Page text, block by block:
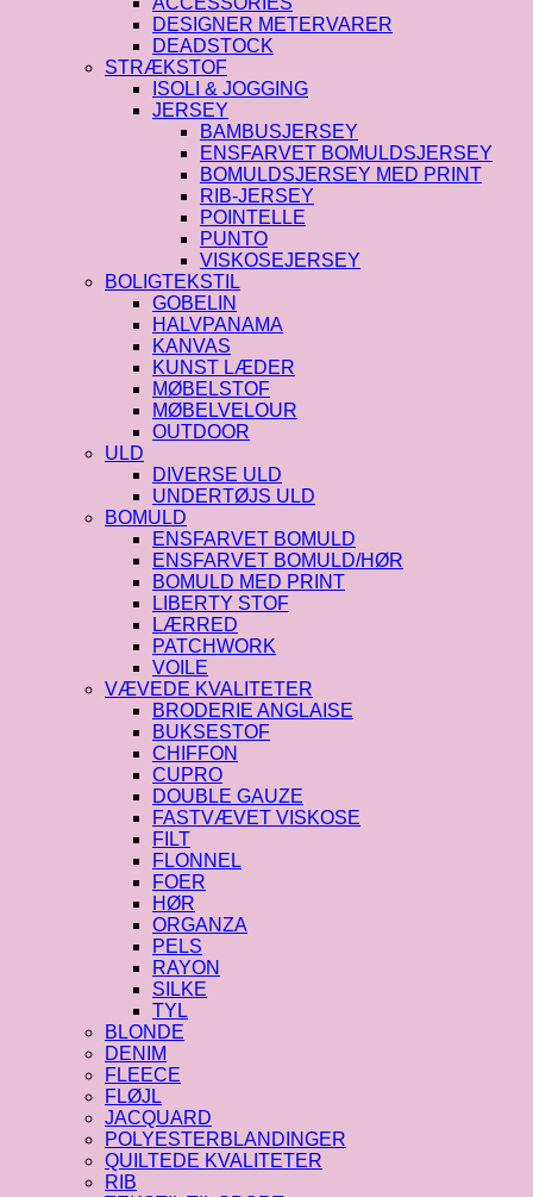
DESIGNER METERVARER
DEADSTOCK
STRÆKSTOF
ISOLI & JOGGING
JERSEY
BAMBUSJERSEY
ENSFARVET BOMULDSJERSEY
BOMULDSJERSEY MED PRINT
RIB-JERSEY
POINTELLE
PUNTO
VISKOSEJERSEY
BOLIGTEKSTIL
GOBELIN
HALVPANAMA
KANVAS
KUNST LÆDER
MØBELSTOF
MØBELVELOUR
OUTDOOR
ULD
DIVERSE ULD
UNDERTØJS ULD
BOMULD
ENSFARVET BOMULD
ENSFARVET BOMULD/HØR
BOMULD MED PRINT
LIBERTY STOF
LÆRRED
PATCHWORK
VOILE
VÆVEDE KVALITETER
BRODERIE ANGLAISE
BUKSESTOF
CHIFFON
CUPRO
DOUBLE GAUZE
FASTVÆVET VISKOSE
FILT
FLONNEL
FOER
HØR
ORGANZA
PELS
RAYON
SILKE
TYL
BLONDE
DENIM
FLEECE
FLØJL
JACQUARD
POLYESTERBLANDINGER
QUILTEDE KVALITETER
RIB